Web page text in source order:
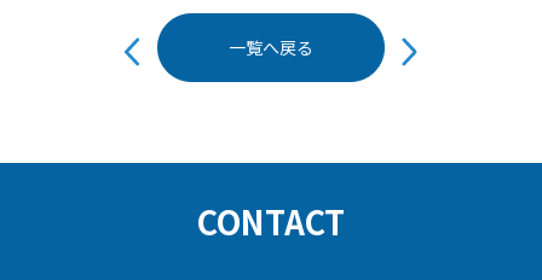
ゲ
一覧へ戻る
CONTACT